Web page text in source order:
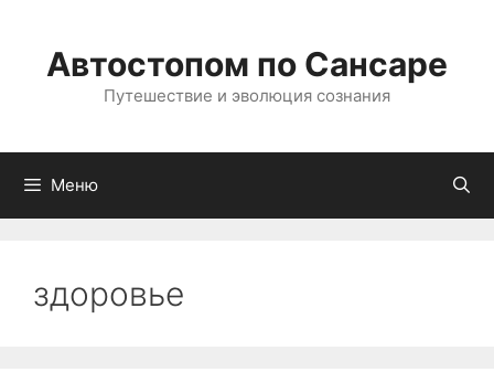
содержимому
Автостопом по Сансаре
Путешествие и эволюция сознания
Меню
здоровье